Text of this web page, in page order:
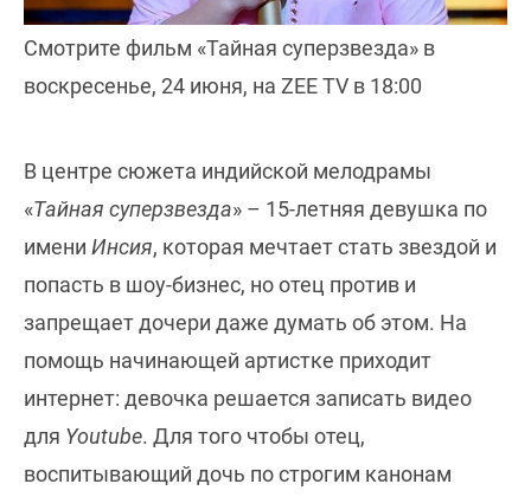
Смотрите фильм «Тайная суперзвезда» в
воскресенье, 24 июня, на ZEE TV в 18:00
В центре сюжета индийской мелодрамы
«Тайная суперзвезда» – 15-летняя девушка по
имени Инсия, которая мечтает стать звездой и
попасть в шоу-бизнес, но отец против и
запрещает дочери даже думать об этом. На
помощь начинающей артистке приходит
интернет: девочка решается записать видео
для Youtube. Для того чтобы отец,
воспитывающий дочь по строгим канонам